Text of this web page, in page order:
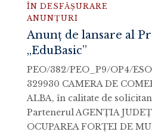
ÎN DESFĂȘURARE
ANUNȚURI
Anunț de lansare al
„EduBasic”
PEO/382/PEO_P9/OP4/
329930 CAMERA DE
ALBA, în calitate de
Partenerul AGENȚIA
OCUPAREA FORȚEI DE